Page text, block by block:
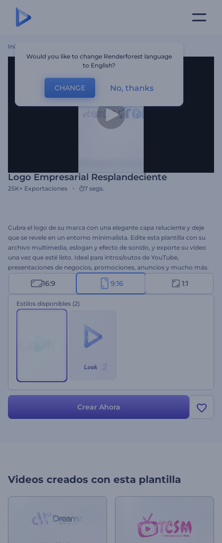
Inicio
Logo Empresarial Resplandeciente
25K+ Exportaciones 7 segs.
Cubra el logo de su marca con una elegante capa reluciente y deje
que se revele en un entorno minimalista. Edite esta plantilla con su
archivo multimedia, eslogan y efecto de sonido, y exporte su video
una vez que esté listo. Ideal para intros/outos de YouTube,
presentaciones de negocios, promociones, anuncios y mucho más.
16:9 9:16 1:1
Estilos disponibles (2)
Crear Ahora
Videos creados con esta plantilla
Would you like to change Renderforest language
to English?
CHANGE No, thanks